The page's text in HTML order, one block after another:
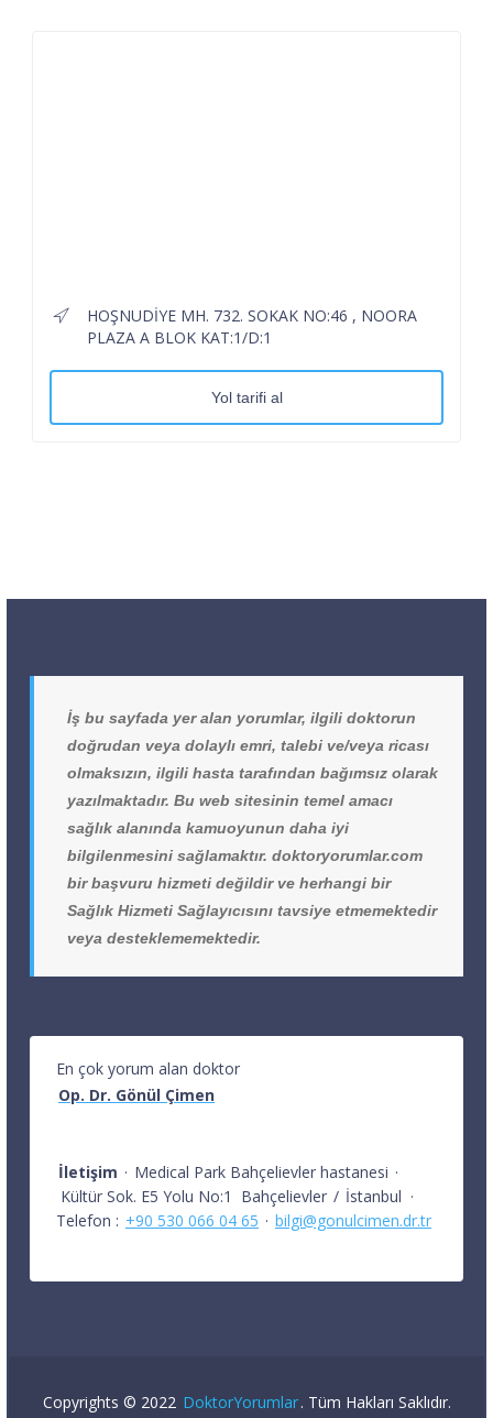
HOŞNUDİYE MH. 732. SOKAK NO:46 , NOORA
PLAZA A BLOK KAT:1/D:1
Yol tarifi al
İş bu sayfada yer alan yorumlar, ilgili doktorun
doğrudan veya dolaylı emri, talebi ve/veya ricası
olmaksızın, ilgili hasta tarafından bağımsız olarak
yazılmaktadır. Bu web sitesinin temel amacı
sağlık alanında kamuoyunun daha iyi
bilgilenmesini sağlamaktır. doktoryorumlar.com
bir başvuru hizmeti değildir ve herhangi bir
Sağlık Hizmeti Sağlayıcısını tavsiye etmemektedir
veya desteklememektedir.
En çok yorum alan doktor
Op. Dr. Gönül Çimen
İletişim · Medical Park Bahçelievler hastanesi ·
Kültür Sok. E5 Yolu No:1
Bahçelievler / İstanbul ·
Telefon : +90 530 066 04 65 · bilgi@gonulcimen.dr.tr
Copyrights © 2022 DoktorYorumlar. Tüm Hakları Saklıdır.